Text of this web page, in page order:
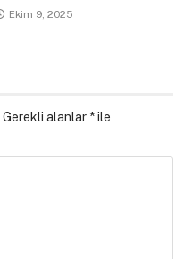
Ekim 9, 2025
Gerekli alanlar *ile